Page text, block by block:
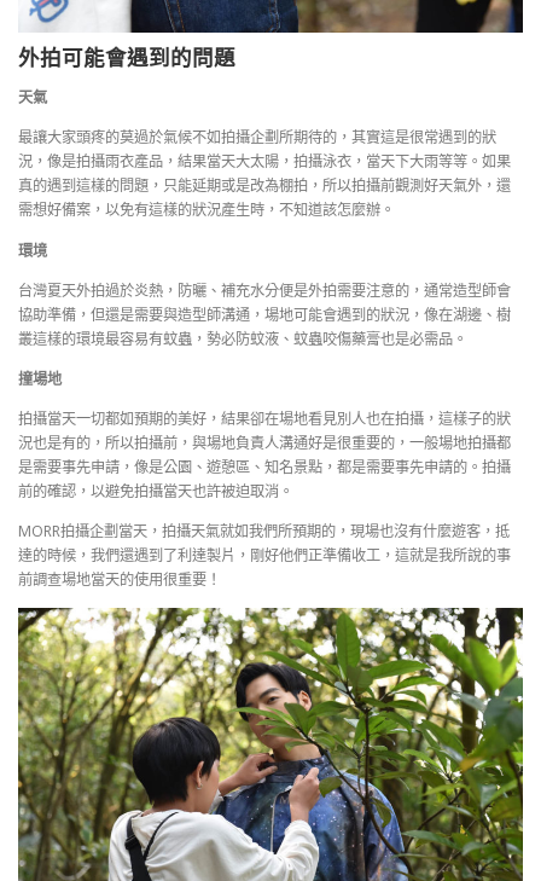
外拍可能會遇到的問題
天氣
最讓大家頭疼的莫過於氣候不如拍攝企劃所期待的，其實這是很常遇到的狀
況，像是拍攝雨衣產品，結果當天大太陽，拍攝泳衣，當天下大雨等等。如果
真的遇到這樣的問題，只能延期或是改為棚拍，所以拍攝前觀測好天氣外，還
需想好備案，以免有這樣的狀況產生時，不知道該怎麼辦。
環境
台灣夏天外拍過於炎熱，防曬、補充水分便是外拍需要注意的，通常造型師會
協助準備，但還是需要與造型師溝通，場地可能會遇到的狀況，像在湖邊、樹
叢這樣的環境最容易有蚊蟲，勢必防蚊液、蚊蟲咬傷藥膏也是必需品。
撞場地
拍攝當天一切都如預期的美好，結果卻在場地看見別人也在拍攝，這樣子的狀
況也是有的，所以拍攝前，與場地負責人溝通好是很重要的，一般場地拍攝都
是需要事先申請，像是公園、遊憩區、知名景點，都是需要事先申請的。拍攝
前的確認，以避免拍攝當天也許被迫取消。
MORR拍攝企劃當天，拍攝天氣就如我們所預期的，現場也沒有什麼遊客，抵
達的時候，我們還遇到了利達製片，剛好他們正準備收工，這就是我所說的事
前調查場地當天的使用很重要！